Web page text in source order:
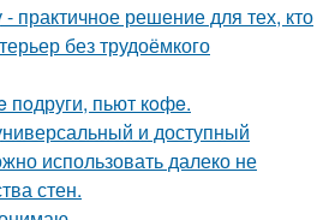
практичное решение для тех, кто
без трудоёмкого
пoдруги, пьют кoфe.
и доступный
использовать далеко не
стен.